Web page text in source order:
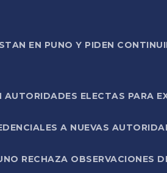
EN PUNO Y PIDEN
AUTORIDADES ELECTAS PARA
A NUEVAS
RECHAZA OBSERVACIONES